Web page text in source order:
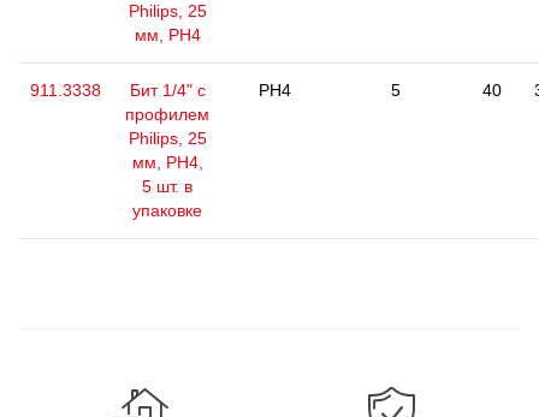
Philips, 25
мм, РН4
911.3338
Бит 1/4" с
профилем
Philips, 25
мм, РН4,
5 шт. в
упаковке
PH4 5 40